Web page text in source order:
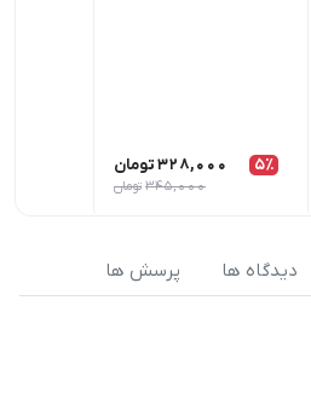
5٪ 328,000تومان
345,000 تومان
دیدگاه ها پرسش ها